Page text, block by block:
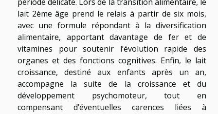
lait 2ème âge prend le relais à partir de six mois,
avec une formule répondant à la diversification
alimentaire, apportant davantage de fer et de
vitamines pour soutenir l’évolution rapide des
organes et des fonctions cognitives. Enfin, le lait
croissance, destiné aux enfants après un an,
accompagne la suite de la croissance et du
développement psychomoteur, tout en
compensant d’éventuelles carences liées à